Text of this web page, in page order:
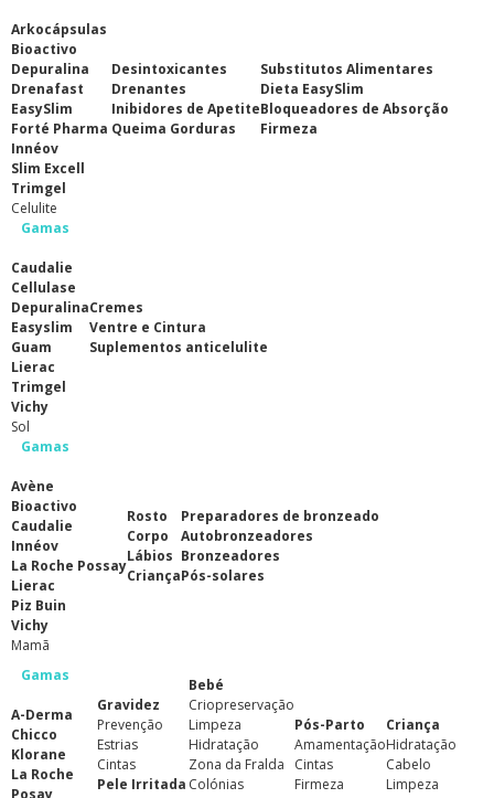
Arkocápsulas
Bioactivo
Depuralina
Drenafast
EasySlim
Forté Pharma
Innéov
Slim Excell
Trimgel
Desintoxicantes
Drenantes
Inibidores de Apetite
Queima Gorduras
Substitutos Alimentares
Dieta EasySlim
Bloqueadores de Absorção
Firmeza
Celulite
Gamas
Caudalie
Cellulase
Depuralina
Easyslim
Guam
Lierac
Trimgel
Vichy
Cremes
Ventre e Cintura
Suplementos anticelulite
Sol
Gamas
Avène
Bioactivo
Caudalie
Innéov
La Roche Possay
Lierac
Piz Buin
Vichy
Rosto
Corpo
Lábios
Criança
Preparadores de bronzeado
Autobronzeadores
Bronzeadores
Pós-solares
Mamã
Gamas
A-Derma
Chicco
Klorane
La Roche
Posay
Gravidez
Prevenção
Estrias
Cintas
Pele Irritada
Bebé
Criopreservação
Limpeza
Hidratação
Zona da Fralda
Colónias
Pós-Parto
Amamentação
Cintas
Firmeza
Criança
Hidratação
Cabelo
Limpeza